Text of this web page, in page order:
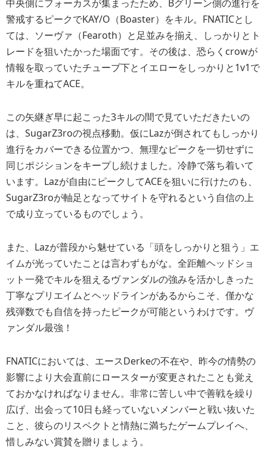
中央側にフォーカスが集まったため、Bグリーン側の進行を
警戒するピークでKAY/O（Boaster）をキル。FNATICとし
ては、ソーヴァ（Fearoth）と足並みを揃え、しっかりとト
レードを狙いたかった場面です。その後は、恐らくcrowが
情報を取っていたチューブ下とイエローをしっかりと1v1で
キルを重ねてACE。
この矢継ぎ早に起こった3キルの間で見ていただきたいの
は、SugarZ3roの視点移動。仮にLazが倒されてもしっかり
進行をカバーできる位置かつ、無理なピークを一切せずに
同じポジションをキープし続けました。冷静で落ち着いて
います。Lazが自由にピークしてACEを狙いに行けたのも、
SugarZ3roが軸足となってサイトを守れるという自信の上
で成り立っているものでしょう。
また、Lazが普段から魅せている「頭をしっかりと狙う」エ
イムが光っていたことは言わずもがな。全距離ヘッドショ
ット一発でキルを狙えるヴァンダルの強みを活かしきった
丁寧なプリエイムとヘッドラインがあるからこそ、僅かな
残弾数でも自信を持ったピークが可能というわけです。ヴ
ァンダル最強！
FNATICにおいては、エースDerkeの不在や、昨今の情勢の
影響により大会直前にロースターが変更されたことも覚え
ておかなければなりません。非常に苦しい中で善戦を繰り
広げ、出会って10日も経っていないメンバーと戦い抜いた
こと、彼らのリスペクトと情熱に満ちたゲームプレイへ、
惜しみない賞賛を贈りましょう。